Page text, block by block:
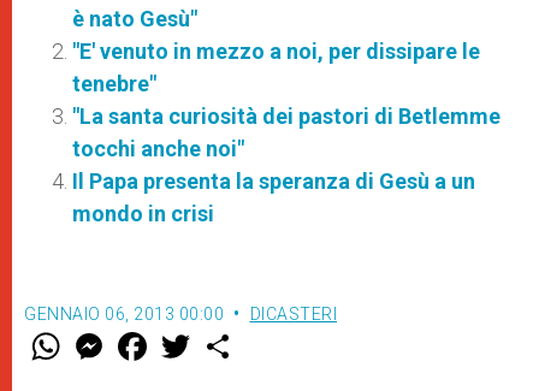
è nato Gesù"
"E' venuto in mezzo a noi, per dissipare le
tenebre"
"La santa curiosità dei pastori di Betlemme
tocchi anche noi"
Il Papa presenta la speranza di Gesù a un
mondo in crisi
GENNAIO 06, 2013 00:00 DICASTERI
W M
e
F
a w